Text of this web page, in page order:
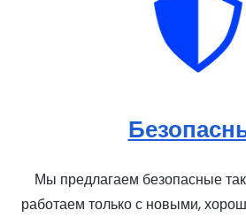
Мы предлагаем безопасные
работаем только с новыми,